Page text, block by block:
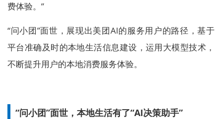
费体验。”
“问小团”面世，展现出美团AI的服务用户的路径，基于
平台准确及时的本地生活信息建设，运用大模型技术，
不断提升用户的本地消费服务体验。
“问小团”面世，本地生活有了“AI决策助手”